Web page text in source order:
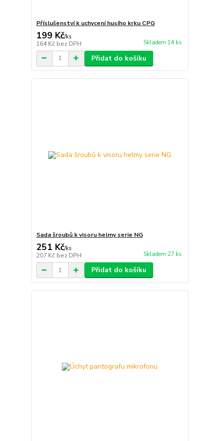
Příslušenství k uchycení husího krku CPG
199 Kč/ks
164 Kč bez DPH Skladem 14 ks
Přidat do košíku
Sada šroubů k visoru helmy serie NG
251 Kč/ks
207 Kč bez DPH Skladem 27 ks
Přidat do košíku